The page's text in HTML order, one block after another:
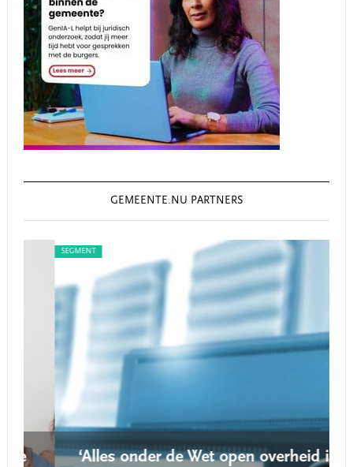
GEMEENTE.NU PARTNERS
SEGMENT
‘Alles onder de Wet open overheid is